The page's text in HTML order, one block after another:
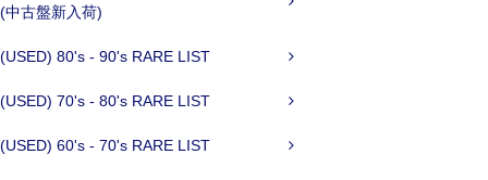
(中古盤新入荷)
(USED) 80's - 90's RARE LIST
(USED) 70's - 80's RARE LIST
(USED) 60's - 70's RARE LIST